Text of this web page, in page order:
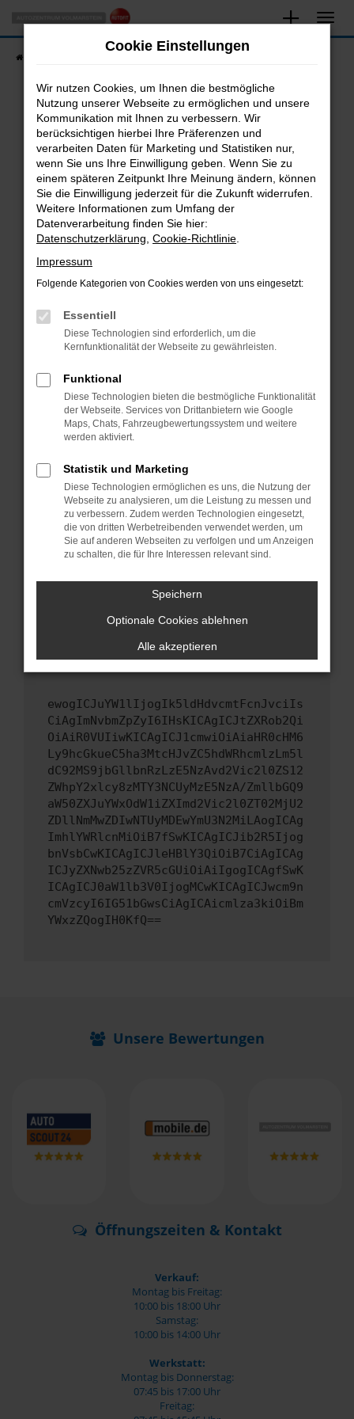
Zum
Hauptinhalt
springen
Fahrzeugsuche
Fehler: Network Error
Beim Laden ist ein Fehler aufgetreten.
Hier sind ein paar Tipps, die dir helfen können:
Überprüfe deine Firewall und deine
Internetverbindung.
Laden andere Webseiten, zum Beispiel deine
Suchmaschine?
Prüfe deine Browsererweiterungen.
können das Laden bestimmter Seiten
verhindern. Funktioniert die Seite in einem
anderen Browser oder in einem privaten
Starte dein Gerät neu.
Das kann manchmal helfen, vorübergehende
Probleme zu beheben.
Betriebssystem auf dem neuesten Stand
sind.
Veraltete Software birgt nicht nur ein
Sicherheitsrisiko, sondern kann auch dazu
führen, dass bestimmte Funktionen nicht mehr
unterstützt werden.
Wende dich an den Webseitenbetreiber.
Wenn du alle oben genannten Schritte versucht
hast, kontaktiere uns bitte. Wir werden
versuchen, das Problem zu beheben. Du kannst
uns diesen Text schicken, um uns bei der
ewogICJuYW1lIjogIk5ldHdvcmtFcnJvciIs
CiAgImNvbmZpZyI6IHsKICAgICJtZXRob2Qi
OiAiR0VUIiwKICAgICJ1cmwiOiAiaHR0cHM6
Ly9hcGkueC5ha3MtcHJvZC5hdWRhcmlzLm5l
dC92MS9jbGllbnRzLzE5NzAvd2Vic2l0ZS12
ZWhpY2xlcy8zMTY3NCUyMzE5NzA/ZmllbGQ9
aW50ZXJuYWxOdW1iZXImd2Vic2l0ZT02MjU2
ZDllNmMwZDIwNTUyMDEwYmU3N2MiLAogICAg
ImhlYWRlcnMiOiB7fSwKICAgICJib2R5Ijog
bnVsbCwKICAgICJleHBlY3QiOiB7CiAgICAg
ICJyZXNwb25zZVR5cGUiOiAiIgogICAgfSwK
ICAgICJ0aW1lb3V0IjogMCwKICAgICJwcm9n
cmVzcyI6IG51bGwsCiAgICAicmlza3kiOiBm
YWxzZQogIH0KfQ==
Unsere Bewertungen
Öffnungszeiten & Kontakt
Verkauf:
Montag bis Freitag:
10:00 bis 18:00 Uhr
Samstag:
10:00 bis 14:00 Uhr
Werkstatt:
Montag bis Donnerstag:
07:45 bis 17:00 Uhr
Freitag:
Cookie Einstellungen
Wir nutzen Cookies, um Ihnen die bestmögliche
Nutzung unserer Webseite zu ermöglichen und unsere
Kommunikation mit Ihnen zu verbessern. Wir
berücksichtigen hierbei Ihre Präferenzen und
verarbeiten Daten für Marketing und Statistiken nur,
wenn Sie uns Ihre Einwilligung geben. Wenn Sie zu
einem späteren Zeitpunkt Ihre Meinung ändern, können
Sie die Einwilligung jederzeit für die Zukunft widerrufen.
Weitere Informationen zum Umfang der
Datenverarbeitung finden Sie hier:
Datenschutzerklärung Cookie-Richtlinie
Impressum
Folgende Kategorien von Cookies werden von uns eingesetzt:
Essentiell
Diese Technologien sind erforderlich, um die
Kernfunktionalität der Webseite zu gewährleisten.
Funktional
Diese Technologien bieten die bestmögliche Funktionalität
der Webseite. Services von Drittanbietern wie Google
Maps, Chats, Fahrzeugbewertungssystem und weitere
werden aktiviert.
Statistik und Marketing
Diese Technologien ermöglichen es uns, die Nutzung der
Webseite zu analysieren, um die Leistung zu messen und
zu verbessern. Zudem werden Technologien eingesetzt,
die von dritten Werbetreibenden verwendet werden, um
Sie auf anderen Webseiten zu verfolgen und um Anzeigen
zu schalten, die für Ihre Interessen relevant sind.
Speichern
Optionale Cookies ablehnen
Alle akzeptieren